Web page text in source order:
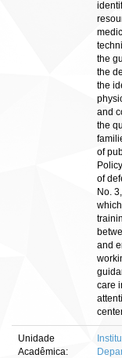
the
the
the
and
the
of
of
No.
and
care
Unidade
Acadêmica: